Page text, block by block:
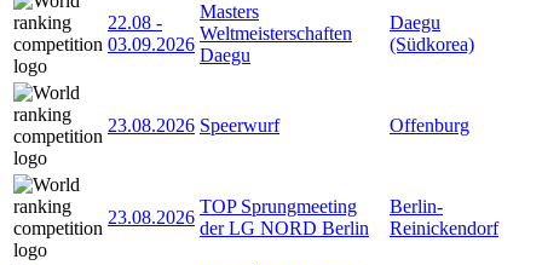
22.08 -
03.09.2026
Masters
Weltmeisterschaften
Daegu
Daegu
(Südkorea)
23.08.2026 Speerwurf Offenburg
23.08.2026
TOP Sprungmeeting
der LG NORD Berlin
Berlin-
Reinickendorf